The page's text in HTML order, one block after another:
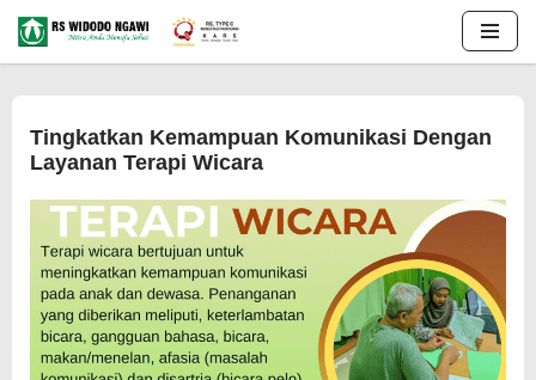
Lompat
Tingkatkan Kemampuan Komunikasi Dengan
Layanan Terapi Wicara